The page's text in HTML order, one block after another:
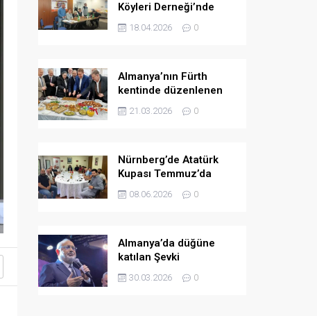
Köyleri Derneği’nde
yeni yönetim belirlendi
18.04.2026 0
Almanya’nın Fürth
kentinde düzenlenen
bayramlaşma
programında birlik ve
21.03.2026 0
Nürnberg’de Atatürk
Kupası Temmuz’da
düzenlenecek
08.06.2026 0
Almanya’da düğüne
katılan Şevki
Yılmaz’dan gençlere
evlilik çağrısı:
30.03.2026 0